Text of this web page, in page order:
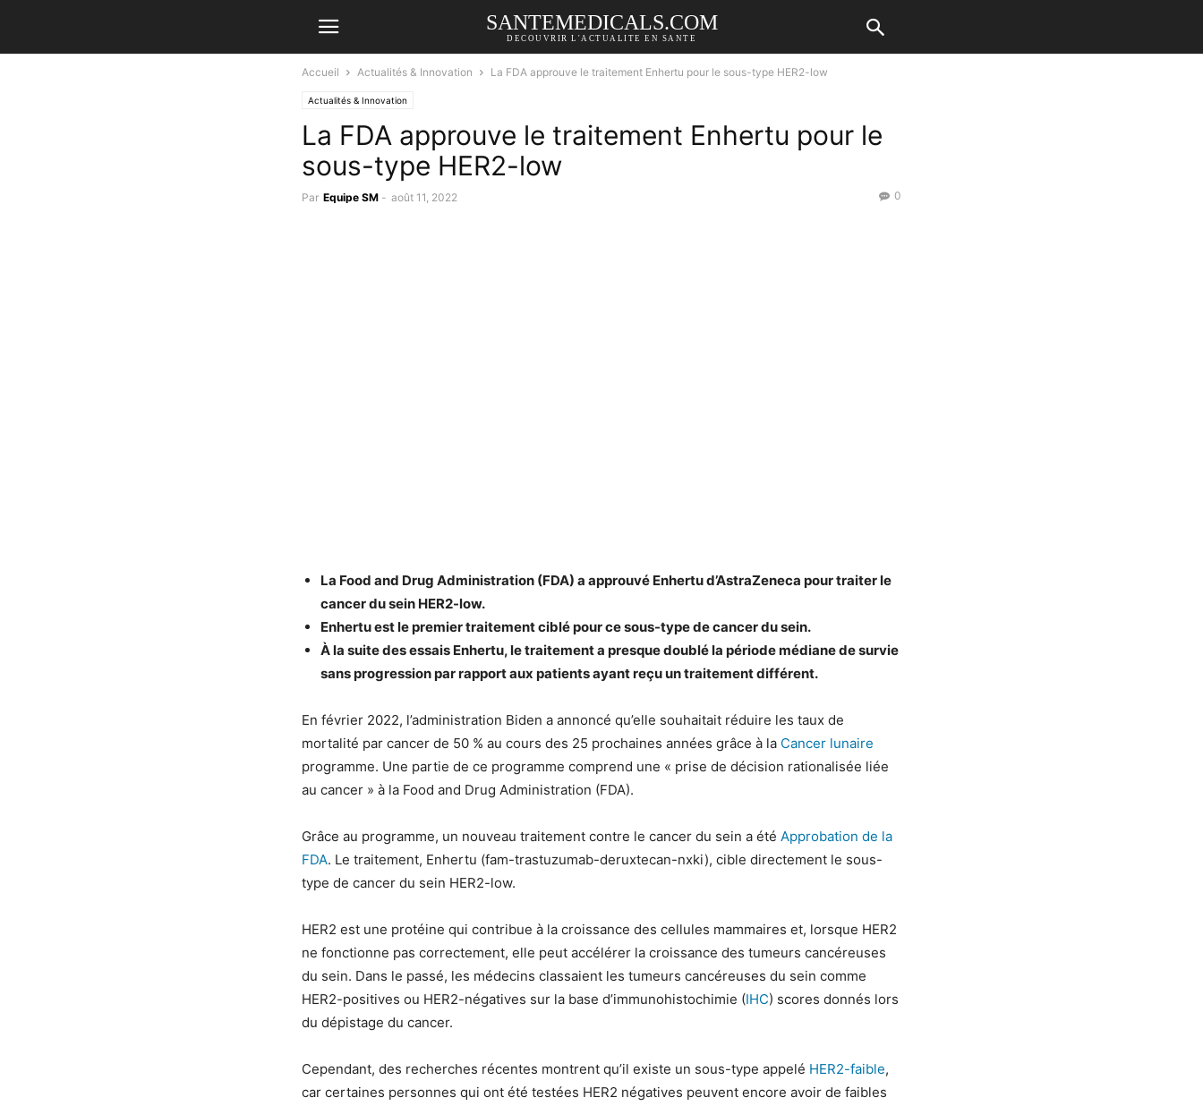
SANTEMEDICALS.COM
DECOUVRIR L'ACTUALITE EN SANTE
Accueil Actualités & Innovation La FDA approuve le traitement Enhertu pour le sous-type HER2-low
Actualités & Innovation
La FDA approuve le traitement Enhertu pour le
sous-type HER2-low
Par Equipe SM - août 11, 2022 0
La Food and Drug Administration (FDA) a approuvé Enhertu d’AstraZeneca pour traiter le
cancer du sein HER2-low.
Enhertu est le premier traitement ciblé pour ce sous-type de cancer du sein.
À la suite des essais Enhertu, le traitement a presque doublé la période médiane de survie
sans progression par rapport aux patients ayant reçu un traitement différent.
En février 2022, l’administration Biden a annoncé qu’elle souhaitait réduire les taux de
mortalité par cancer de 50 % au cours des 25 prochaines années grâce à la Cancer lunaire
programme. Une partie de ce programme comprend une « prise de décision rationalisée liée
au cancer » à la Food and Drug Administration (FDA).
Grâce au programme, un nouveau traitement contre le cancer du sein a été Approbation de la
FDA. Le traitement, Enhertu (fam-trastuzumab-deruxtecan-nxki), cible directement le sous-
type de cancer du sein HER2-low.
HER2 est une protéine qui contribue à la croissance des cellules mammaires et, lorsque HER2
ne fonctionne pas correctement, elle peut accélérer la croissance des tumeurs cancéreuses
du sein. Dans le passé, les médecins classaient les tumeurs cancéreuses du sein comme
HER2-positives ou HER2-négatives sur la base d’immunohistochimie (IHC) scores donnés lors
du dépistage du cancer.
Cependant, des recherches récentes montrent qu’il existe un sous-type appelé HER2-faible,
car certaines personnes qui ont été testées HER2 négatives peuvent encore avoir de faibles